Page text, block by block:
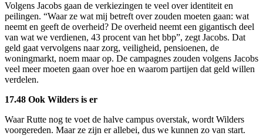
Volgens Jacobs gaan de verkiezingen te veel over identiteit en
peilingen. “Waar ze wat mij betreft over zouden moeten gaan: wat
neemt en geeft de overheid? De overheid neemt een gigantisch deel
van wat we verdienen, 43 procent van het bbp”, zegt Jacobs. Dat
geld gaat vervolgens naar zorg, veiligheid, pensioenen, de
woningmarkt, noem maar op. De campagnes zouden volgens Jacobs
veel meer moeten gaan over hoe en waarom partijen dat geld willen
verdelen.
17.48 Ook Wilders is er
Waar Rutte nog te voet de halve campus overstak, wordt Wilders
voorgereden. Maar ze zijn er allebei, dus we kunnen zo van start.